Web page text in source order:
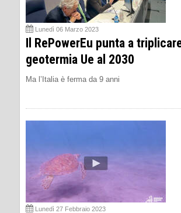
Lunedì 06 Marzo 2023
Il RePowerEu punta a
geotermia Ue al 2030
Ma l’Italia è ferma da 9 anni
Lunedì 27 Febbraio 2023